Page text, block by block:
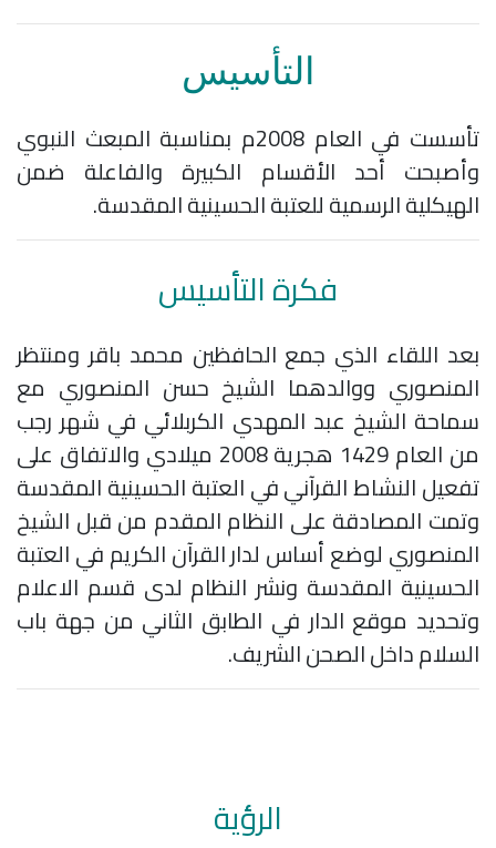
التأسيس
تأسست في العام 2008م بمناسبة المبعث النبوي
وأصبحت أحد الأقسام الكبيرة والفاعلة ضمن
الهيكلية الرسمية للعتبة الحسينية المقدسة.
فكرة التأسيس
بعد اللقاء الذي جمع الحافظين محمد باقر ومنتظر
المنصوري ووالدهما الشيخ حسن المنصوري مع
سماحة الشيخ عبد المهدي الكربلائي في شهر رجب
من العام 1429 هجرية 2008 ميلادي والاتفاق على
تفعيل النشاط القرآني في العتبة الحسينية المقدسة
وتمت المصادقة على النظام المقدم من قبل الشيخ
المنصوري لوضع أساس لدار القرآن الكريم في العتبة
الحسينية المقدسة ونشر النظام لدى قسم الاعلام
وتحديد موقع الدار في الطابق الثاني من جهة باب
السلام داخل الصحن الشريف.
الرؤية